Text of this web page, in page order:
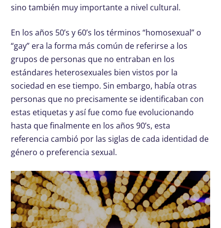
sino también muy importante a nivel cultural.
En los años 50’s y 60’s los términos “homosexual” o
“gay” era la forma más común de referirse a los
grupos de personas que no entraban en los
estándares heterosexuales bien vistos por la
sociedad en ese tiempo. Sin embargo, había otras
personas que no precisamente se identificaban con
estas etiquetas y así fue como fue evolucionando
hasta que finalmente en los años 90’s, esta
referencia cambió por las siglas de cada identidad de
género o preferencia sexual.